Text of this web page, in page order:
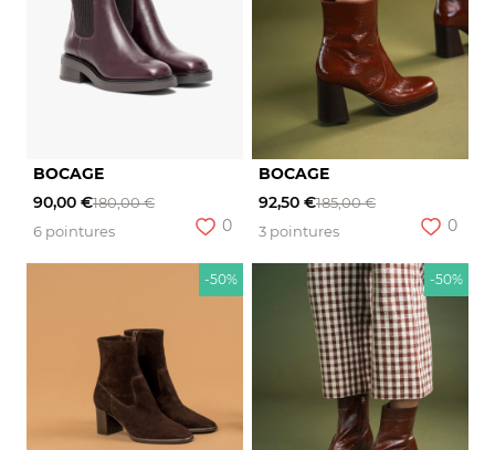
BOCAGE
90,00 €180,00 €
6 pointures
0
BOCAGE
92,50 €185,00 €
3 pointures
0
-50% -50%